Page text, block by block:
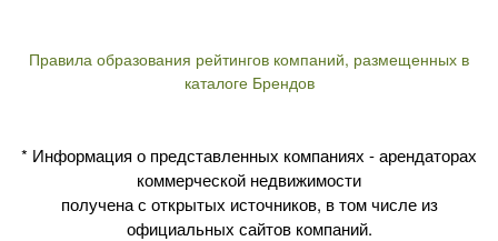
Правила образования рейтингов компаний, размещенных в
каталоге Брендов
* Информация о представленных компаниях - арендаторах
коммерческой недвижимости
получена с открытых источников, в том числе из
официальных сайтов компаний.